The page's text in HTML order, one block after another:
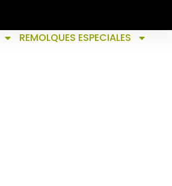
REMOLQUES ESPECIALES